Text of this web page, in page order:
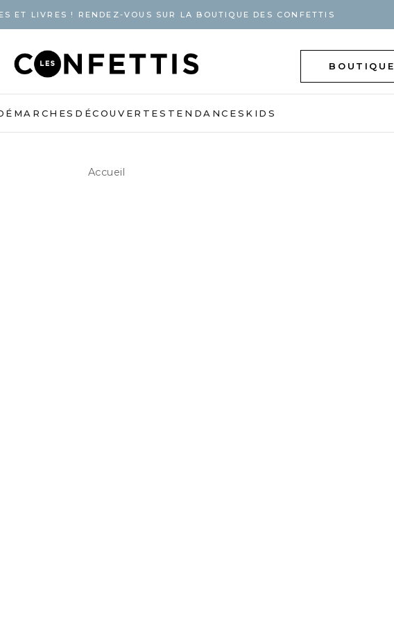
ET LIVRES ! RENDEZ-VOUS SUR LA BOUTIQUE DES CONFETTIS
BOUTIQUE
DÉCOUVERTES TENDANCES KIDS
Accueil